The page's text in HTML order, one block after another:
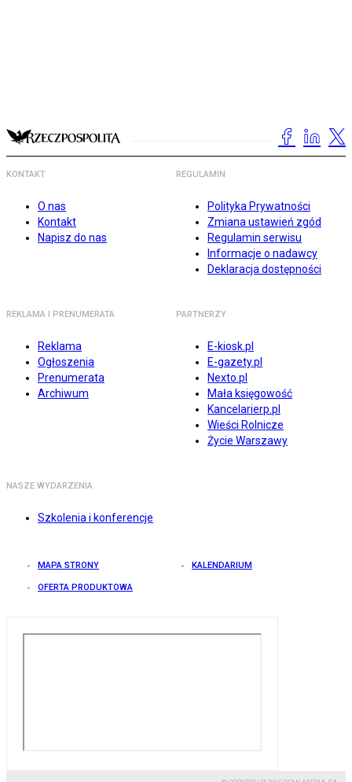
KONTAKT
O nas
Kontakt
Napisz do nas
REGULAMIN
Polityka Prywatności
Zmiana ustawień zgód
Regulamin serwisu
Informacje o nadawcy
Deklaracja dostępności
REKLAMA I PRENUMERATA
Reklama
Ogłoszenia
Prenumerata
Archiwum
PARTNERZY
E-kiosk.pl
E-gazety.pl
Nexto.pl
Mała księgowość
Kancelarierp.pl
Wieści Rolnicze
Życie Warszawy
NASZE WYDARZENIA
Szkolenia i konferencje
MAPA STRONY KALENDARIUM
OFERTA PRODUKTOWA